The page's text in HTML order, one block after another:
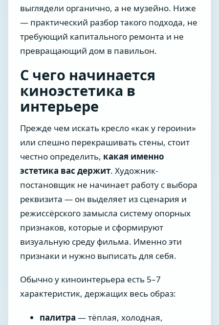
выглядели органично, а не музейно. Ниже
— практический разбор такого подхода, не
требующий капитального ремонта и не
превращающий дом в павильон.
С чего начинается
киноэстетика в
интерьере
Прежде чем искать кресло «как у героини»
или спешно перекрашивать стены, стоит
честно определить, какая именно
эстетика вас держит. Художник-
постановщик не начинает работу с выбора
реквизита — он выделяет из сценария и
режиссёрского замысла систему опорных
признаков, которые и сформируют
визуальную среду фильма. Именно эти
признаки и нужно выписать для себя.
Обычно у киноинтерьера есть 5–7
характеристик, держащих весь образ:
палитра — тёплая, холодная,